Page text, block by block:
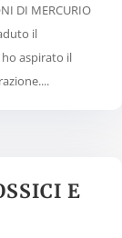
DI MERCURIO
il
aspirato il
E